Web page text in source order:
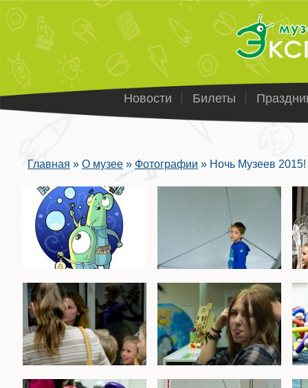
Новости Билеты
Главная » О музее » Фотографии » Ночь Музеев 2015!